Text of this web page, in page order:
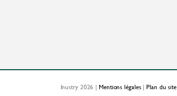
Inustry 2026 | Mentions légales|Plan du site